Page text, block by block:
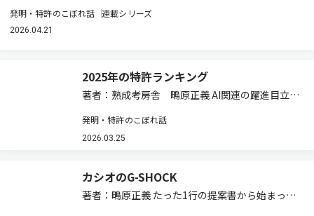
発明・特許のこぼれ話 連載シリーズ
2026.04.21
2025年の特許ランキング
著者：熟成考房舎 鴫原正義 AI関連の躍進目立つ
米国特許商標庁の公開情報を基に前年の特許取得
ランキングなどを公開しています。ここでは隔年
発明・特許のこぼれ話
2026.03.25
カシオのG-SHOCK
著者：鴫原正義 たった1行の提案書から始まった